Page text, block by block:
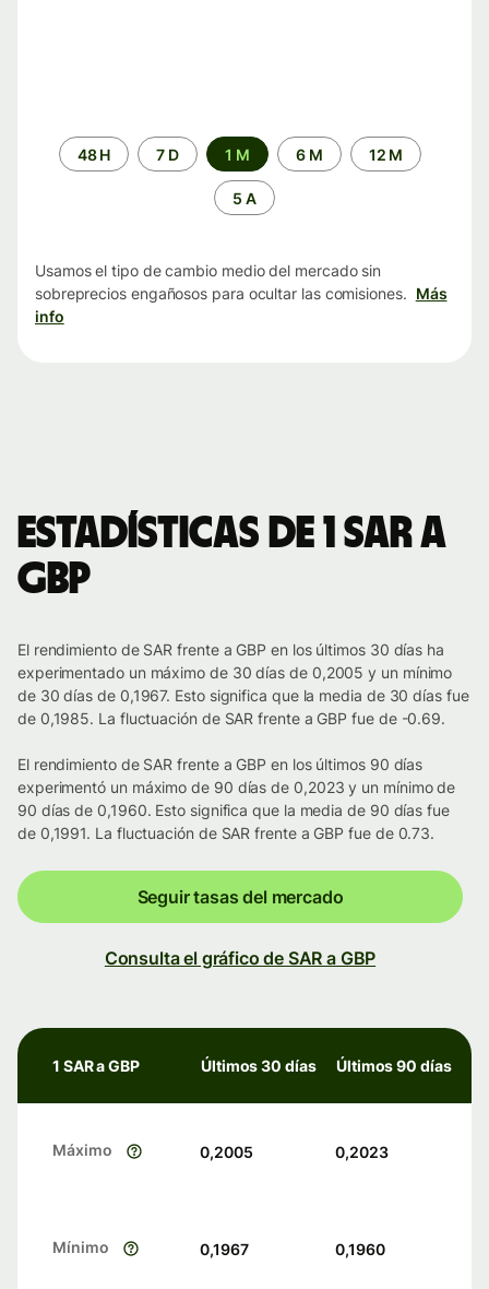
Periodo48 H 7 D 1 M 6 M 12 M
5 A
Usamos el tipo de cambio medio del mercado sin
sobreprecios engañosos para ocultar las comisiones. Más
info
Estadísticas de 1 SAR a
GBP
El rendimiento de SAR frente a GBP en los últimos 30 días ha
experimentado un máximo de 30 días de 0,2005 y un mínimo
de 30 días de 0,1967. Esto significa que la media de 30 días fue
de 0,1985. La fluctuación de SAR frente a GBP fue de -0.69.
El rendimiento de SAR frente a GBP en los últimos 90 días
experimentó un máximo de 90 días de 0,2023 y un mínimo de
90 días de 0,1960. Esto significa que la media de 90 días fue
de 0,1991. La fluctuación de SAR frente a GBP fue de 0.73.
Seguir tasas del mercado
Consulta el gráfico de SAR a GBP
1 SAR a GBP Últimos 30 días Últimos 90 días
Máximo 0,2005 0,2023
Mínimo 0,1967 0,1960